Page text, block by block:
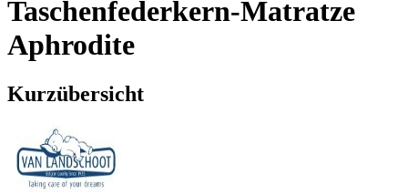
Taschenfederkern-Matratze
Aphrodite
Kurzübersicht